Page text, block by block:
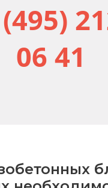
06 41